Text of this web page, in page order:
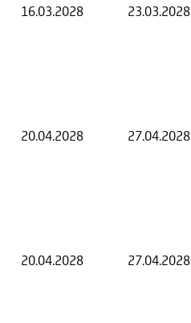
16.03.2028 23.03.2028
20.04.2028 27.04.2028
20.04.2028 27.04.2028